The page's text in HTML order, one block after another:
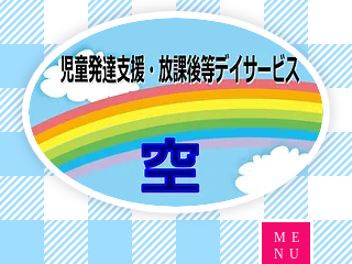
ME
NU